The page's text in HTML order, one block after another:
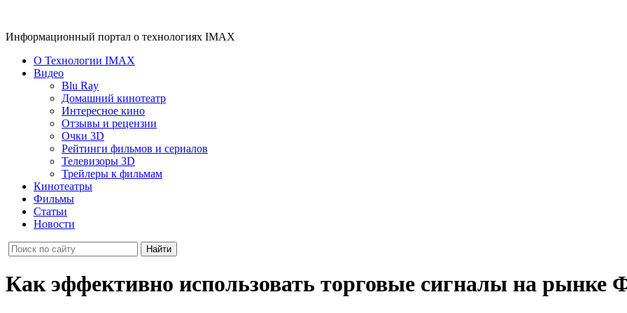
Информационный портал о технологиях IMAX
О Технологии IMAX
Видео
Blu Ray
Домашний кинотеатр
Интересное кино
Отзывы и рецензии
Очки 3D
Рейтинги фильмов и сериалов
Телевизоры 3D
Трейлеры к фильмам
Кинотеатры
Фильмы
Статьи
Новости
Как эффективно использовать торговые сигналы на рынке